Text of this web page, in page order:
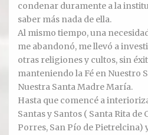
Ver todos
Compartir un lugar
EL MILAGRO
El Milagro
Relación con Flia.
condenar duramente a la
saber más nada de ella.
Al mismo tiempo, una
me abandonó, me llevó a
otras religiones y cultos, sin
manteniendo la Fé en Nuestro
Nuestra Santa Madre María.
Hasta que comencé a
Santas y Santos ( Santa Rita de
Porres, San Pío de Pietrelcina)